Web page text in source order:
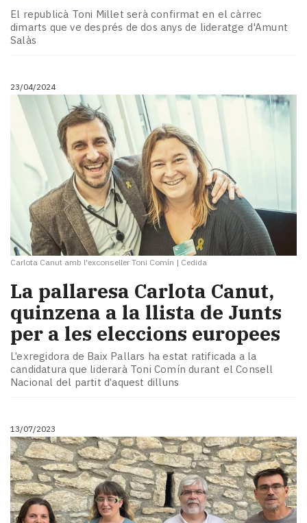
El republicà Toni Millet serà confirmat en el càrrec
dimarts que ve després de dos anys de lideratge d'Amunt
Salàs
23/04/2024
Carlota Canut amb l'exconseller Toni Comín | Cedida
La pallaresa Carlota Canut,
quinzena a la llista de Junts
per a les eleccions europees
L’exregidora de Baix Pallars ha estat ratificada a la
candidatura que liderarà Toni Comín durant el Consell
Nacional del partit d’aquest dilluns
13/07/2023